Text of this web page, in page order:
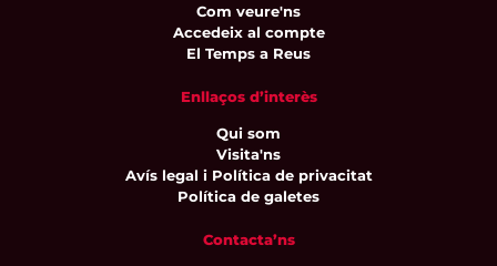
Com veure'ns
Accedeix al compte
El Temps a Reus
Enllaços d’interès
Qui som
Visita'ns
Avís legal i Política de privacitat
Política de galetes
Contacta’ns